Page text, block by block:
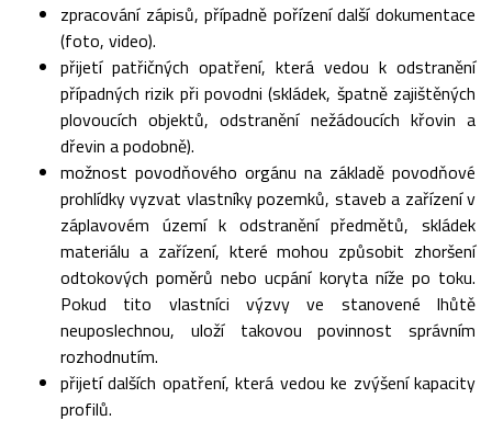
zpracování zápisů, případně pořízení další dokumentace
(foto, video).
přijetí patřičných opatření, která vedou k odstranění
případných rizik při povodni (skládek, špatně zajištěných
plovoucích objektů, odstranění nežádoucích křovin a
dřevin a podobně).
možnost povodňového orgánu na základě povodňové
prohlídky vyzvat vlastníky pozemků, staveb a zařízení v
záplavovém území k odstranění předmětů, skládek
materiálu a zařízení, které mohou způsobit zhoršení
odtokových poměrů nebo ucpání koryta níže po toku.
Pokud tito vlastníci výzvy ve stanovené lhůtě
neuposlechnou, uloží takovou povinnost správním
rozhodnutím.
přijetí dalších opatření, která vedou ke zvýšení kapacity
profilů.